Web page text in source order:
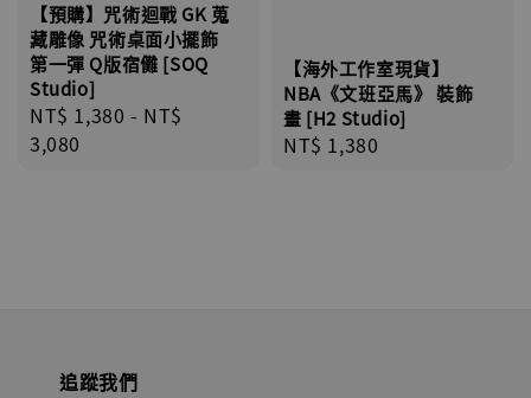
【預購】咒術迴戰 GK 蒐
藏雕像 咒術桌面小擺飾
第一彈 Q版宿儺 [SOQ
Studio]
Regular
price
NT$ 1,380 - NT$
3,080
【海外工作室現貨】
NBA《文班亞馬》 裝飾
畫 [H2 Studio]
Regular
NT$ 1,380
追蹤我們